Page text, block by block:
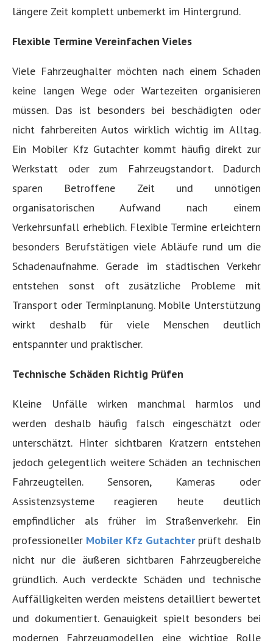
längere Zeit komplett unbemerkt im Hintergrund.
Flexible Termine Vereinfachen Vieles
Viele Fahrzeughalter möchten nach einem Schaden
keine langen Wege oder Wartezeiten organisieren
müssen. Das ist besonders bei beschädigten oder
nicht fahrbereiten Autos wirklich wichtig im Alltag.
Ein Mobiler Kfz Gutachter kommt häufig direkt zur
Werkstatt oder zum Fahrzeugstandort. Dadurch
sparen Betroffene Zeit und unnötigen
organisatorischen Aufwand nach einem
Verkehrsunfall erheblich. Flexible Termine erleichtern
besonders Berufstätigen viele Abläufe rund um die
Schadenaufnahme. Gerade im städtischen Verkehr
entstehen sonst oft zusätzliche Probleme mit
Transport oder Terminplanung. Mobile Unterstützung
wirkt deshalb für viele Menschen deutlich
entspannter und praktischer.
Technische Schäden Richtig Prüfen
Kleine Unfälle wirken manchmal harmlos und
werden deshalb häufig falsch eingeschätzt oder
unterschätzt. Hinter sichtbaren Kratzern entstehen
jedoch gelegentlich weitere Schäden an technischen
Fahrzeugteilen. Sensoren, Kameras oder
Assistenzsysteme reagieren heute deutlich
empfindlicher als früher im Straßenverkehr. Ein
professioneller Mobiler Kfz Gutachterprüft deshalb
nicht nur die äußeren sichtbaren Fahrzeugbereiche
gründlich. Auch verdeckte Schäden und technische
Auffälligkeiten werden meistens detailliert bewertet
und dokumentiert. Genauigkeit spielt besonders bei
modernen Fahrzeugmodellen eine wichtige Rolle